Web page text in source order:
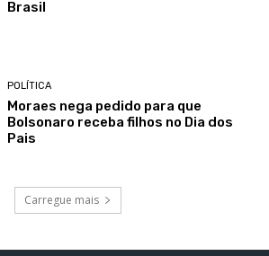
Brasil
POLÍTICA
Moraes nega pedido para que
Bolsonaro receba filhos no Dia dos
Pais
Carregue mais